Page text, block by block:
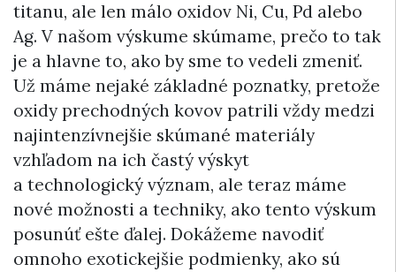
titanu, ale len málo oxidov Ni, Cu, Pd alebo
Ag. V našom výskume skúmame, prečo to tak
je a hlavne to, ako by sme to vedeli zmeniť.
Už máme nejaké základné poznatky, pretože
oxidy prechodných kovov patrili vždy medzi
najintenzívnejšie skúmané materiály
vzhľadom na ich častý výskyt
a technologický význam, ale teraz máme
nové možnosti a techniky, ako tento výskum
posunúť ešte ďalej. Dokážeme navodiť
omnoho exotickejšie podmienky, ako sú